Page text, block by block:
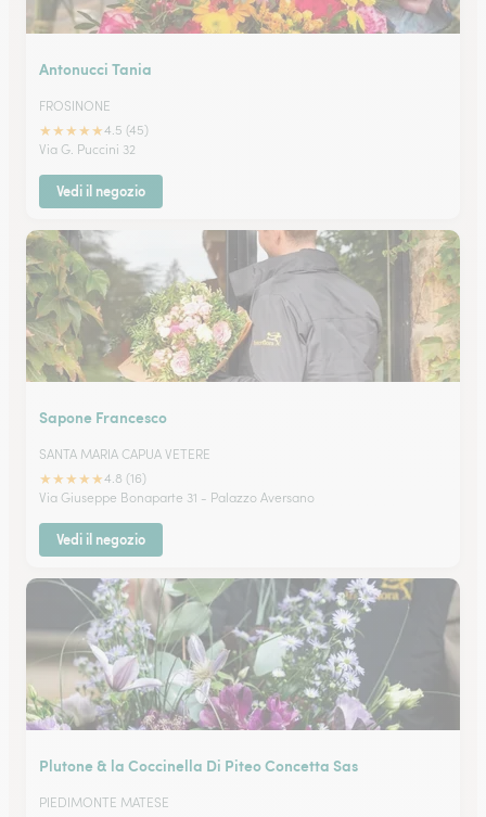
Antonucci Tania
FROSINONE
★★★★★4.5 (45)
Via G. Puccini 32
Vedi il negozio
Sapone Francesco
SANTA MARIA CAPUA VETERE
★★★★★4.8 (16)
Via Giuseppe Bonaparte 31 - Palazzo Aversano
Vedi il negozio
Plutone & la Coccinella Di Piteo Concetta Sas
PIEDIMONTE MATESE